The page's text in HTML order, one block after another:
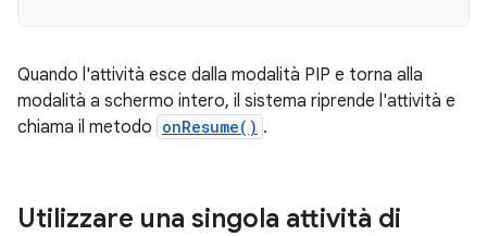
Quando l'attività esce dalla modalità PIP e torna alla
modalità a schermo intero, il sistema riprende l'attività e
chiama il metodo onResume() .
Utilizzare una singola attività di